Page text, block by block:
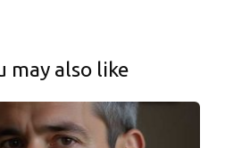
may also like